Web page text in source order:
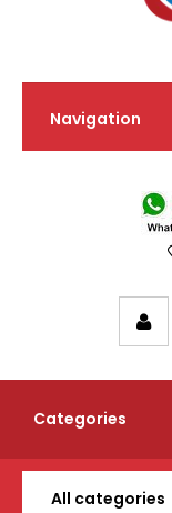
Navigation
Categories